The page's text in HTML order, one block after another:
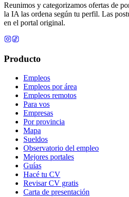
Reunimos y categorizamos ofertas de
la IA las ordena según tu perfil. Las
en el portal original.
Producto
Empleos
Empleos por área
Empleos remotos
Para vos
Empresas
Por provincia
Mapa
Sueldos
Observatorio del empleo
Mejores portales
Guías
Hacé tu CV
Revisar CV gratis
Carta de presentación